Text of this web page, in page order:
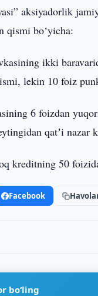
aksiyadorlik
qismi bo‘yicha:
ikki
lekin 10 foiz
6 foizdan
qatʼi
kreditning 50
Facebook
bo‘ling